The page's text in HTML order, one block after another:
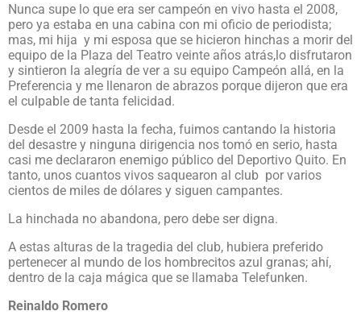
Nunca supe lo que era ser campeón en vivo hasta el 2008,
pero ya estaba en una cabina con mi oficio de periodista;
mas, mi hija y mi esposa que se hicieron hinchas a morir del
equipo de la Plaza del Teatro veinte años atrás,lo disfrutaron
y sintieron la alegría de ver a su equipo Campeón allá, en la
Preferencia y me llenaron de abrazos porque dijeron que era
el culpable de tanta felicidad.
Desde el 2009 hasta la fecha, fuimos cantando la historia
del desastre y ninguna dirigencia nos tomó en serio, hasta
casi me declararon enemigo público del Deportivo Quito. En
tanto, unos cuantos vivos saquearon al club por varios
cientos de miles de dólares y siguen campantes.
La hinchada no abandona, pero debe ser digna.
A estas alturas de la tragedia del club, hubiera preferido
pertenecer al mundo de los hombrecitos azul granas; ahí,
dentro de la caja mágica que se llamaba Telefunken.
Reinaldo Romero